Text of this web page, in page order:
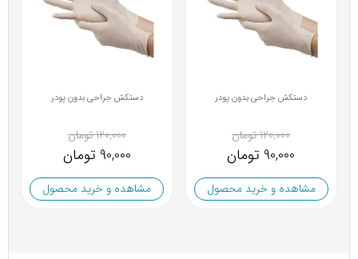
دستکش جراحی بدون پودر
120,000 تومان
90,000 تومان
مشاهده و خرید محصول
دستکش جراحی بدون پودر
120,000 تومان
90,000 تومان
مشاهده و خرید محصول